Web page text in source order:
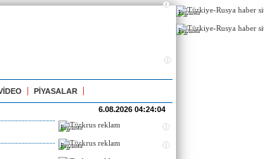
PİYASALAR
6.08.2026 04:24:04
Реклама
Реклама
Реклама
Реклама